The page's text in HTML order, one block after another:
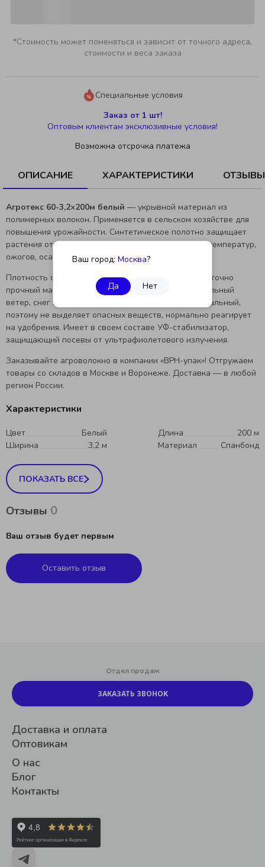
Ваш город: Москва?
Да Нет
*Стоимость может поменяться и зависит от точного адреса,
стоимости и веса заказа
Специальные условия
Заказ от 1 шт!
Оптовым клиентам эксклюзивные условия!
Возможна отсрочка платежа
ОПИСАНИЕ ХАРАКТЕРИСТИКИ ОТЗЫВЫ
Агротекс 60-3,2×200м белый — укрывной материал из
полимерных волокон. Применяется в сельском хозяйстве для
повышения урожайности. Синтетическое полотно защищает
растения от неблагоприятных условий: перепадов температур,
ожогов, осадков, насекомых и птиц.
Плотность спанбонда составляет 60 г/м². Это достаточно
прочный материал, выдерживающий заморозки, сильный
ветер, снег или град. Спанбонд — химически нейтральный,
поэтому не выделяет опасных веществ, нормально реагирует
на удобрения. Имеет в своем составе УФ-стабилизатор,
защищающий посевы от ультрафиолетового излучения.
Заказывайте агроволокно в компании «ВРН-упак»! Отгружаем
товары со складов в Москве и Воронеже. Доставка — в любой
регион России.
Характеристики
Цвет Белый Длина
200 м
Ширина
3,2 м Материал Спанбонд
ПОКАЗАТЬ ВСЕ
Отзывы 0
Ваш отзыв будет первым
Оставить отзыв
Доставка и оплата
Оптовикам
О нас
Блог
Контакты
Отдел продаж
ЗАКАЗАТЬ ЗВОНОК